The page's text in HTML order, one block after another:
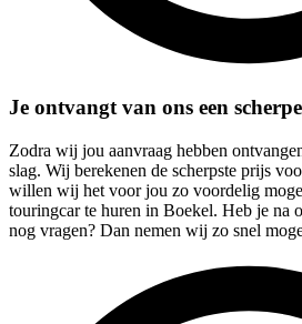
Je ontvangt van ons een
Zodra wij jou aanvraag hebben
slag. Wij berekenen de scherpste prijs
willen wij het voor jou zo voordelig
touringcar te huren in Boekel. Heb je na
nog vragen? Dan nemen wij zo snel